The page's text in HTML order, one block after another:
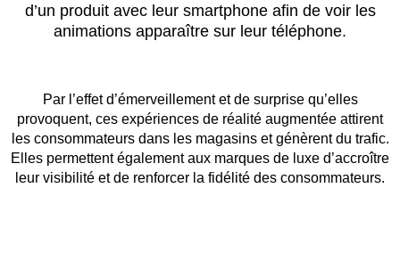
d’un produit avec leur smartphone afin de voir les
animations apparaître sur leur téléphone.
Par l’effet d’émerveillement et de surprise qu’elles
provoquent, ces expériences de réalité augmentée attirent
les consommateurs dans les magasins et génèrent du trafic.
Elles permettent également aux marques de luxe d’accroître
leur visibilité et de renforcer la fidélité des consommateurs.